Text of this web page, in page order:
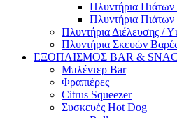
Πλυντήρια
Πλυντήρια
Πλυντήρια Διέλευσης /
Πλυντήρια Σκευών
ΕΞΟΠΛΙΣΜΟΣ BAR &
Μπλέντερ Bar
Φραπιέρες
Citrus Squeezer
Συσκευές Hot Dog